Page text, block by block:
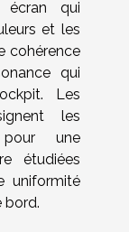
écran qui
et les
cohérence
qui
Les
les
pour une
étudiées
uniformité
bord.